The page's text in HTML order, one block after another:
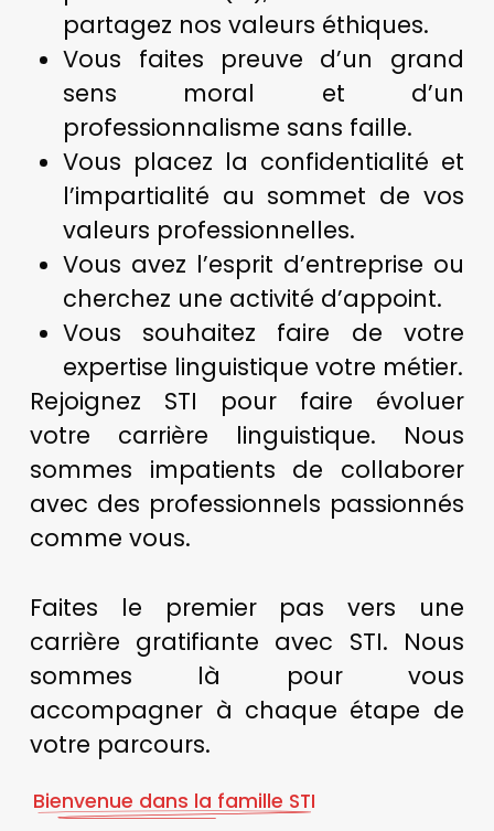
partagez nos valeurs éthiques.
Vous faites preuve d’un grand
sens moral et d’un
professionnalisme sans faille.
Vous placez la confidentialité et
l’impartialité au sommet de vos
valeurs professionnelles.
Vous avez l’esprit d’entreprise ou
cherchez une activité d’appoint.
Vous souhaitez faire de votre
expertise linguistique votre métier.
Rejoignez STI pour faire évoluer
votre carrière linguistique. Nous
sommes impatients de collaborer
avec des professionnels passionnés
comme vous.
Faites le premier pas vers une
carrière gratifiante avec STI. Nous
sommes là pour vous
accompagner à chaque étape de
votre parcours.
Bienvenue dans la famille STI